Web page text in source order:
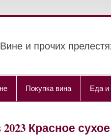
и прочих
Покупка вина Еда и
2023 Красное